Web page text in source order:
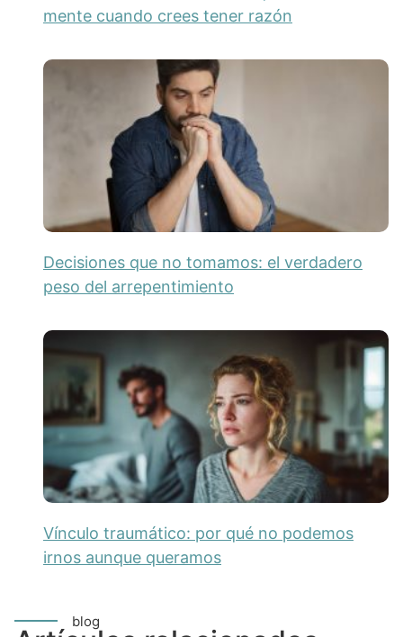
mente cuando crees tener razón
Decisiones que no tomamos: el verdadero
peso del arrepentimiento
Vínculo traumático: por qué no podemos
irnos aunque queramos
blog